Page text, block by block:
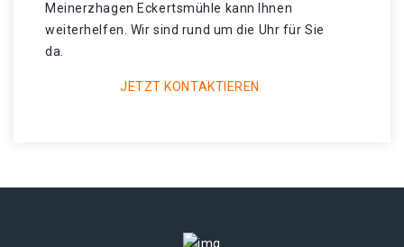
Meinerzhagen Eckertsmühle kann Ihnen
weiterhelfen. Wir sind rund um die Uhr für Sie
da.
JETZT KONTAKTIEREN